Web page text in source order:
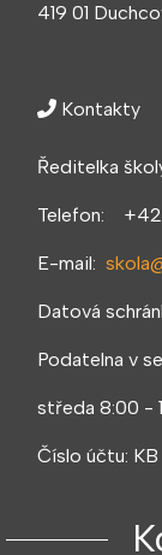
419 01
Kontakty
Ředitelka
Telefon:
E-mail:
Datová
Podatelna v
středa 8:00 -
Číslo účtu: